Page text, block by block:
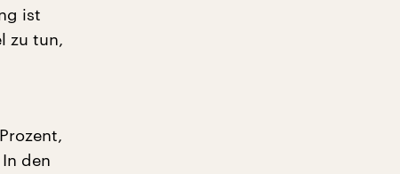
ist
zu tun,
den